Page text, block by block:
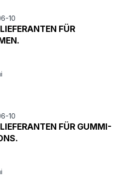
10
FÜR
10
FÜR GUMMI-